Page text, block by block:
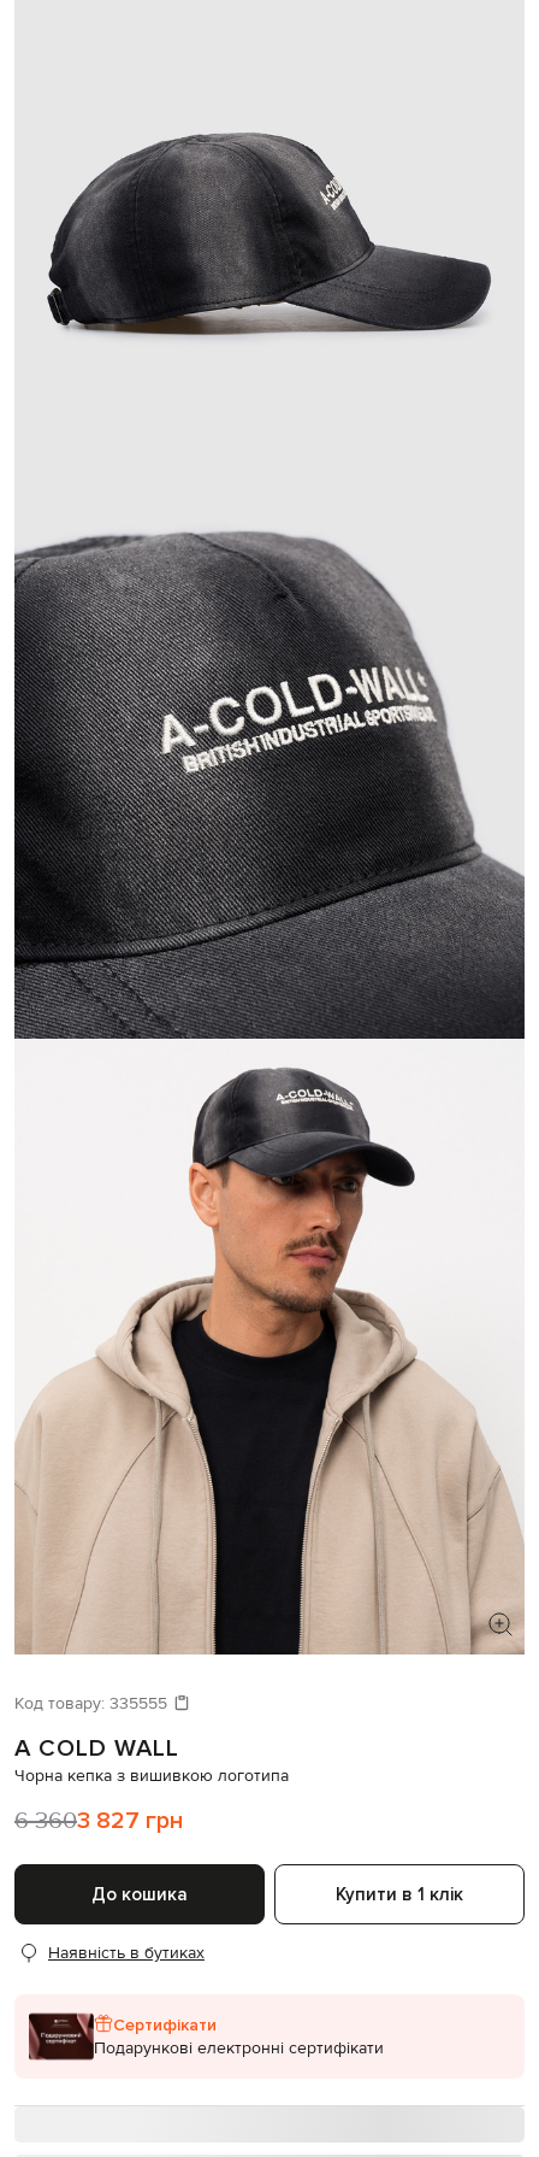
Давайте підберемо щось ще
Код товару: 335555
A COLD WALL
Чорна кепка з вишивкою логотипа
6 3603 827 грн
До кошика Купити в 1 клік
Наявність в бутиках
Сертифікати
Подарункові електронні сертифікати